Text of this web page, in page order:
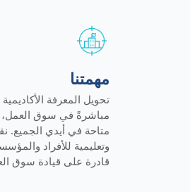
مهمتنا
تحويل المعرفة
مباشرةً في سوق العمل،
متاحة في أيدي الجميع.
وتعليمية للأفراد
قادرة على قيادة سوق